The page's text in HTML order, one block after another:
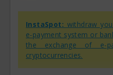
InstaSpot: withdraw
e-payment system or
the exchange of e-
cryptocurrencies.